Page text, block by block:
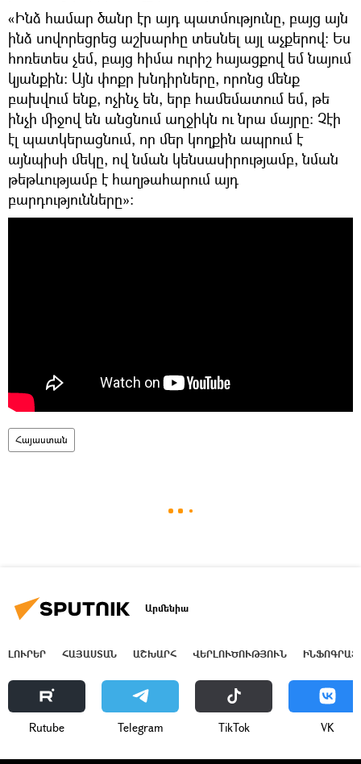
«Ինձ համար ծանր էր այդ պատմությունը, բայց այն
ինձ սովորեցրեց աշխարհը տեսնել այլ աչքերով։ Ես
հոռետես չեմ, բայց հիմա ուրիշ հայացքով եմ նայում
կյանքին։ Այն փոքր խնդիրները, որոնց մենք
բախվում ենք, ոչինչ են, երբ համեմատում եմ, թե
ինչի միջով են անցնում աղջիկն ու նրա մայրը։ Չէի
էլ պատկերացնում, որ մեր կողքին ապրում է
այնպիսի մեկը, ով նման կենսասիրությամբ, նման
թեթևությամբ է հաղթահարում այդ
բարդությունները»։
Հայաստան
Արմենիա
ԼՈՒՐԵՐ ՀԱՅԱՍՏԱՆ ԱՇԽԱՐՀ ՎԵՐԼՈՒԾՈՒԹՅՈՒՆ
Rutube Telegram ТikТоk VK